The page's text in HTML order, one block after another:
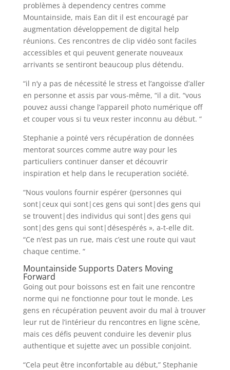
problèmes à dependency centres comme
Mountainside, mais Ean dit il est encouragé par
augmentation développement de digital help
réunions. Ces rencontres de clip vidéo sont faciles
accessibles et qui peuvent generate nouveaux
arrivants se sentiront beaucoup plus détendu.
“il n’y a pas de nécessité le stress et l’angoisse d’aller
en personne et assis par vous-même, “il a dit. “vous
pouvez aussi change l’appareil photo numérique off
et couper vous si tu veux rester inconnu au début. “
Stephanie a pointé vers récupération de données
mentorat sources comme autre way pour les
particuliers continuer danser et découvrir
inspiration et help dans le recuperation société.
“Nous voulons fournir espérer {personnes qui
sont|ceux qui sont|ces gens qui sont|des gens qui
se trouvent|des individus qui sont|des gens qui
sont|des gens qui sont|désespérés », a-t-elle dit.
“Ce n’est pas un rue, mais c’est une route qui vaut
chaque centime. “
Mountainside Supports Daters Moving
Forward
Going out pour boissons est en fait une rencontre
norme qui ne fonctionne pour tout le monde. Les
gens en récupération peuvent avoir du mal à trouver
leur rut de l’intérieur du rencontres en ligne scène,
mais ces défis peuvent conduire les devenir plus
authentique et sujette avec un possible conjoint.
“Cela peut être inconfortable au début,” Stephanie